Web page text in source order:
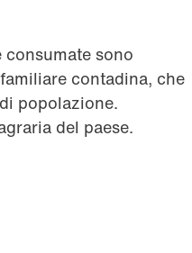
sono
contadina, che
popolazione.
del paese.